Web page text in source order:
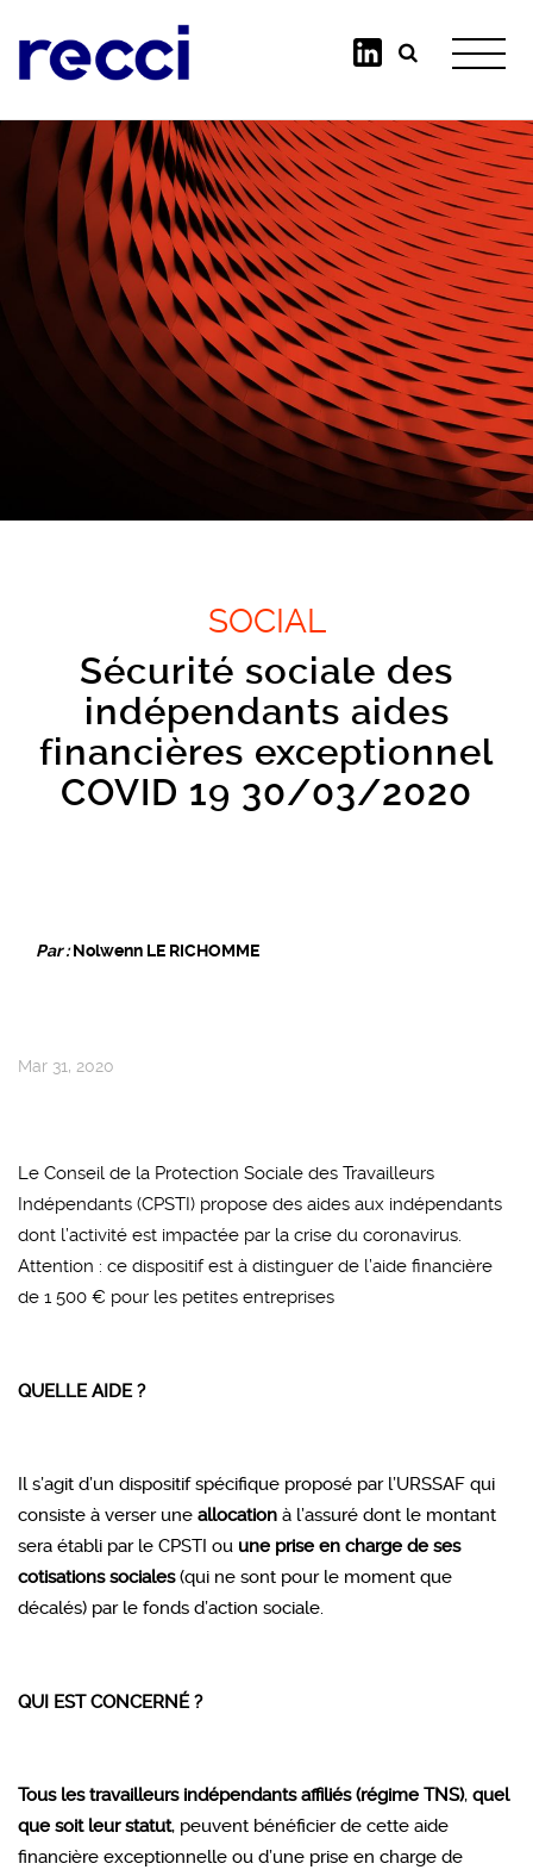
SOCIAL
Sécurité sociale des
indépendants aides
financières exceptionnel
COVID 19 30/03/2020
Par :Nolwenn LE RICHOMME
Mar 31, 2020
Le Conseil de la Protection Sociale des Travailleurs
Indépendants (CPSTI) propose des aides aux indépendants
dont l’activité est impactée par la crise du coronavirus.
Attention : ce dispositif est à distinguer de l’aide financière
de 1 500 € pour les petites entreprises
QUELLE AIDE ?
Il s’agit d’un dispositif spécifique proposé par l’URSSAF qui
consiste à verser une allocation à l’assuré dont le montant
sera établi par le CPSTI ou une prise en charge de ses
cotisations sociales(qui ne sont pour le moment que
décalés) par le fonds d’action sociale.
QUI EST CONCERNÉ ?
Tous les travailleurs indépendants affiliés (régime TNS), quel
que soit leur statut, peuvent bénéficier de cette aide
financière exceptionnelle ou d’une prise en charge de